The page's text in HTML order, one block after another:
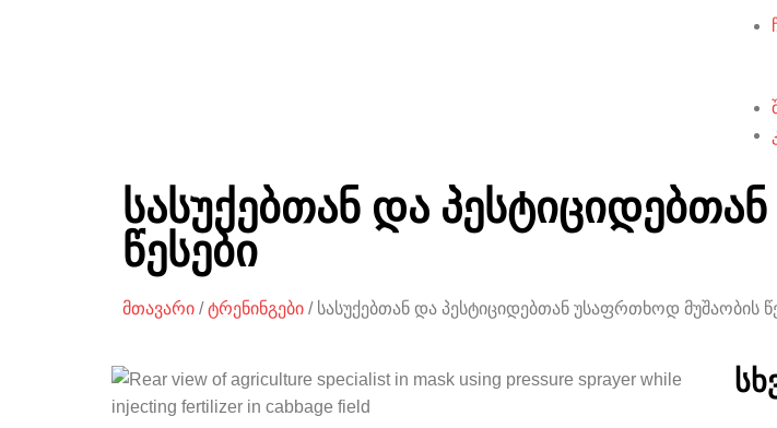
სასუქებთან და
წესები
მთავარი /ტრენინგები / სასუქებთან და პესტიციდებთან უსაფრთხოდ მუშაობის